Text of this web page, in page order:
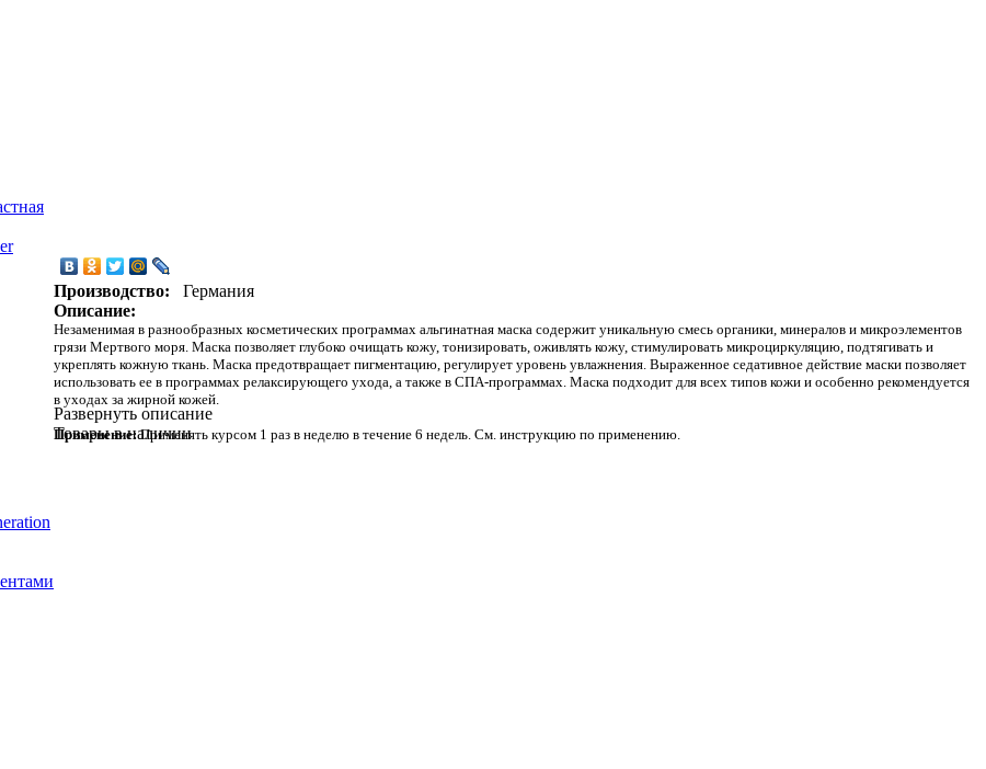
Производство:
Германия
Описание:
Незаменимая в разнообразных косметических программах альгинатная маска содержит уникальную смесь органики, минералов и микроэлементов
грязи Мертвого моря. Маска позволяет глубоко очищать кожу, тонизировать, оживлять кожу, стимулировать микроциркуляцию, подтягивать и
укреплять кожную ткань. Маска предотвращает пигментацию, регулирует уровень увлажнения. Выраженное седативное действие маски позволяет
использовать ее в программах релаксирующего ухода, а также в СПА-программах. Маска подходит для всех типов кожи и особенно рекомендуется
в уходах за жирной кожей.
Применение:Применять курсом 1 раз в неделю в течение 6 недель. См. инструкцию по применению.
Развернуть описание
Товары в наличии